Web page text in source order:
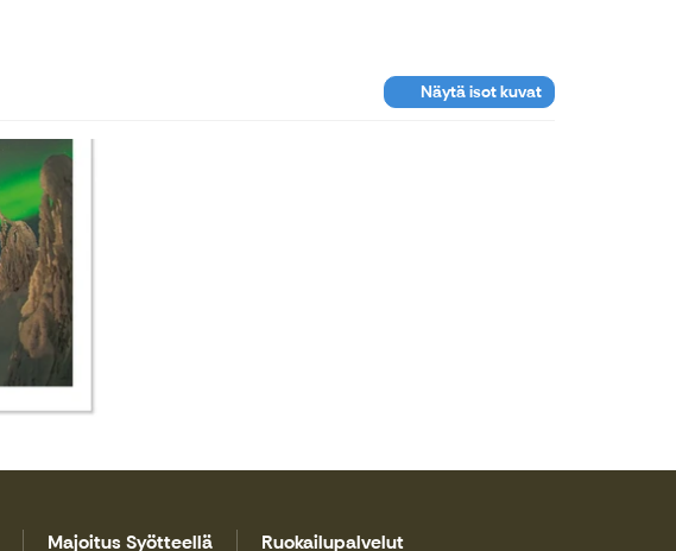
Näytä isot kuvat
Majoitus Syötteellä Ruokailupalvelut